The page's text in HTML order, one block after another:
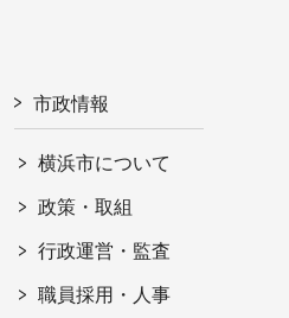
市政情報
横浜市について
政策・取組
行政運営・監査
職員採用・人事